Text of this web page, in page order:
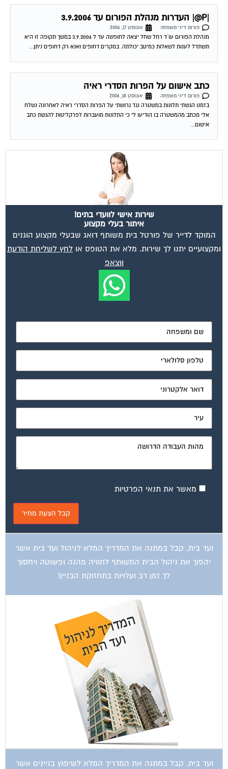
|P@| העדרות מנהלת הפורום עד 3.9.2006
פורום דיני משפחה
אוגוסט 17, 2006
מנהלת הפורום עו´ד רחל שחל יצאה לחופשה עד ל 3.9.2006 במשך תקופה זו היא
תשתדל לענות לשאלות כמיטב יכולתה. במקרים דחופים ואנא רק דחופים ניתן...
כתב אישום על הפרות הסדרי ראיה
פורום דיני משפחה
אוגוסט 18, 2006
בזמנו הגשתי תלונות במשטרה נגד גרושתי על הפרות הסדרי ראיה לאחרונה נשלח
אלי מכתב מהמשטרה בו הודיעו לי כי התלונות מועברות לפרקליטות להגשת כתב
אישום...
שירות אישי לוועדי בתים!
איתור בעלי מקצוע
המוקד לדייר של פורטל בית משותף דואג שבעלי מקצוע הוגנים
ומקצועיים יתנו לך שירות. מלא את הטופס או לחץ לשליחת הודעת
ווצאפ
מאשר את תנאי הפרטיות
ועד בית, קבל במתנה את המדריך המלא לניהול ועד בית אשר
יהפוך את ניהול הבית המשותף לחוויה מהנה ופשוטה ויחסוך
לך זמן רב ועלויות בתחזוקת הבניין!
ועד בית, קבל במתנה את המדריך המלא לשיפוץ בניינים אשר